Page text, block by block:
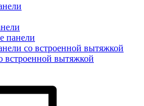
панели
со встроенной вытяжкой
встроенной вытяжкой